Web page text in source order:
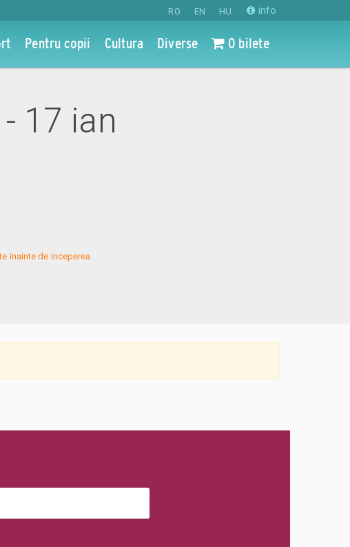
RO EN HU info
Pentru copii Cultura Diverse 0 bilete
17 ian
inainte de inceperea